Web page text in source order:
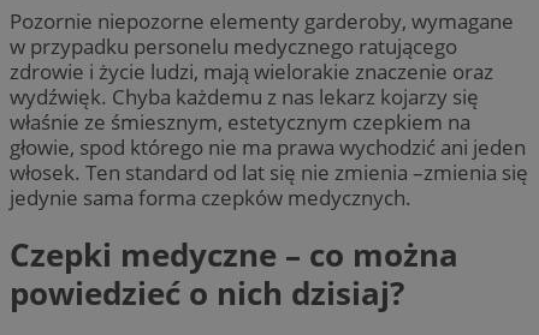
Pozornie niepozorne elementy garderoby, wymagane
w przypadku personelu medycznego ratującego
zdrowie i życie ludzi, mają wielorakie znaczenie oraz
wydźwięk. Chyba każdemu z nas lekarz kojarzy się
właśnie ze śmiesznym, estetycznym czepkiem na
głowie, spod którego nie ma prawa wychodzić ani jeden
włosek. Ten standard od lat się nie zmienia –zmienia się
jedynie sama forma czepków medycznych.
Czepki medyczne – co można
powiedzieć o nich dzisiaj?